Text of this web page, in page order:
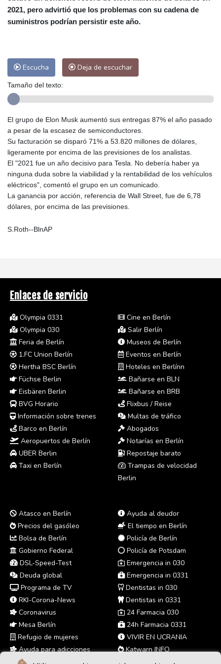
Málaga
29 °C Murcia
31 °C
Las Palmas de Gran Canaria
26 °C
San José
33 °C Asunción
Panama City
2021, pero advirtió que los problemas con su cadena de
suministros podrían persistir este año.
Escucha Deja de escuchar
Tamaño del texto:
El grupo de Elon Musk aumentó sus entregas 87% el año pasado
a pesar de la escasez de semiconductores.
Su facturación se disparó 71% a 53.820 millones de dólares,
ligeramente por encima de las previsiones de los analistas.
El "2021 fue un año decisivo para Tesla. No debería haber ya
ninguna duda sobre la viabilidad y la rentabilidad de los vehículos
eléctricos", comentó el grupo en un comunicado.
La ganancia por acción, referencia de Wall Street, fue de 6,78
dólares, por encima de las previsiones.
S.Roth--BlnAP
Enlaces de servicio
Olympia 0331
Olympia 030
Feria de Berlín
1.FC Union Berlín
Hertha BSC Berlín
Füchse Berlin
Eisbären Berlin
BVG Horario
Información sobre trenes
Barco en Berlín
Aeropuertos de Berlín
UBER Berlin
Taxi en Berlín
Cine en Berlín
Salir Berlín
Museos de Berlín
Eventos en Berlín
Hoteles en Berlínn
Bañarse en BLN
Bañarse en BRB
Flixbus / Reise
Multas de tráfico
Abogados
Notarías en Berlín
Repostaje barato
Trampas de velocidad
Berlin
Atasco en Berlín
Precios del gasóleo
Bolsa de Berlín
Gobierno Federal
DSL-Speed-Test
Deuda global
Programa de TV
RKI-Corona-News
Coronavirus
Mesa Berlín
Refugio de mujeres
Ayuda para adicciones
Ayuda al deudor
El tiempo en Berlín
Policía de Berlín
Policía de Potsdam
Emergencia in 030
Emergencia in 0331
Dentistas in 030
Dentistas in 0331
24 Farmacia 030
24h Farmacia 0331
VIVIR EN UCRANIA
Katwarn INFO